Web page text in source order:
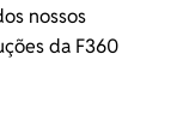
nossos
da F360